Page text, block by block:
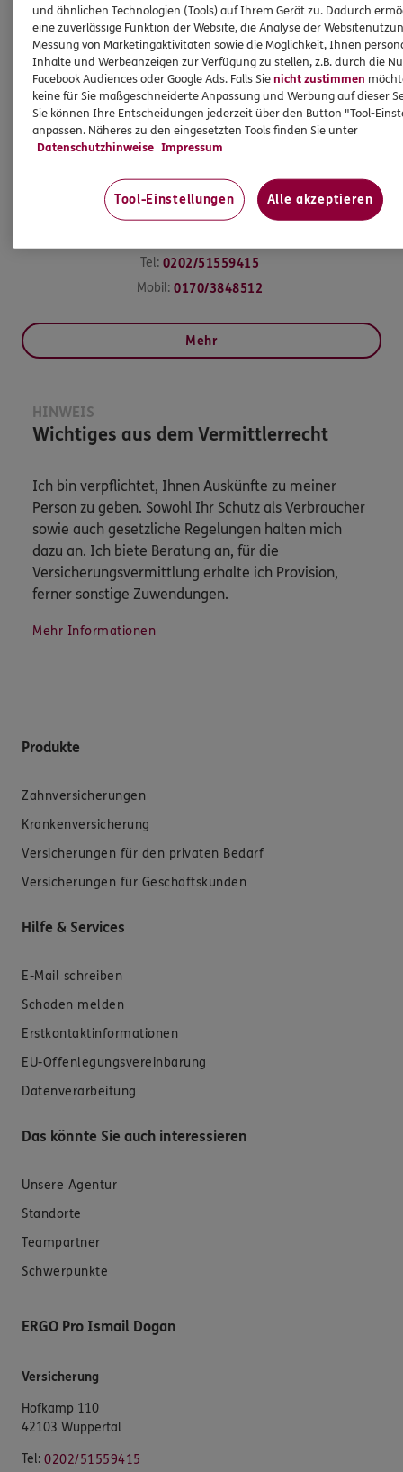
Ismail Dogan
Versicherungsfachmann/Fin
Tel: 0202/51559415
Mobil: 0170/3848512
Mehr
HINWEIS
Wichtiges aus dem Vermittlerrecht
Ich bin verpflichtet, Ihnen Auskünfte zu meiner
Person zu geben. Sowohl Ihr Schutz als Verbraucher
sowie auch gesetzliche Regelungen halten mich
dazu an. Ich biete Beratung an, für die
Versicherungsvermittlung erhalte ich Provision,
ferner sonstige Zuwendungen.
Mehr Informationen
Produkte
Zahnversicherungen
Krankenversicherung
Versicherungen für den privaten Bedarf
Versicherungen für Geschäftskunden
Hilfe & Services
E-Mail schreiben
Schaden melden
Erstkontaktinformationen
EU-Offenlegungsvereinbarung
Datenverarbeitung
Das könnte Sie auch interessieren
Unsere Agentur
Standorte
Teampartner
Schwerpunkte
ERGO Pro Ismail Dogan
Versicherung
Hofkamp 110
42103 Wuppertal
Tel: 0202/51559415
und ähnlichen Technologien (Tools) auf Ihrem Gerät zu. Dadurch
eine zuverlässige Funktion der Website, die Analyse der
Messung von Marketingaktivitäten sowie die Möglichkeit, Ihnen
Inhalte und Werbeanzeigen zur Verfügung zu stellen, z.B. durch die
Facebook Audiences oder Google Ads. Falls Sienicht zustimmen
keine für Sie maßgeschneiderte Anpassung und Werbung auf dieser
Sie können Ihre Entscheidungen jederzeit über den Button "Tool-
anpassen. Näheres zu den eingesetzten Tools finden Sie unter
Datenschutzhinweise Impressum
Tool-Einstellungen Alle akzeptieren